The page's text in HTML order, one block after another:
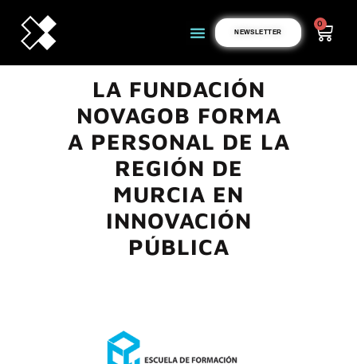
NEWSLETTER
0
LA FUNDACIÓN
NOVAGOB FORMA
A PERSONAL DE LA
REGIÓN DE
MURCIA EN
INNOVACIÓN
PÚBLICA